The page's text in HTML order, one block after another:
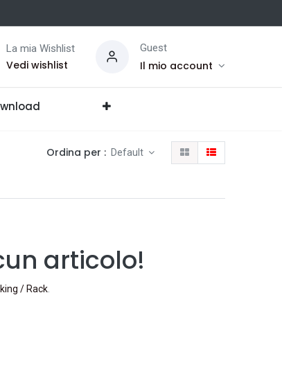
La mia Wishlist
Vedi wishlist
Guest
Il mio account
Ordina per : Default
articolo!
/ Rack.